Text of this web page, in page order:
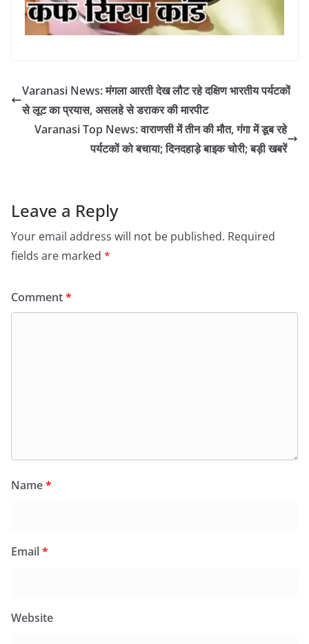
Varanasi News: मंगला आरती देख लौट रहे दक्षिण भारतीय पर्यटकों
से लूट का प्रयास, असलहे से डराकर की मारपीट
Varanasi Top News: वाराणसी में तीन की मौत, गंगा में डूब रहे
पर्यटकों को बचाया; दिनदहाड़े बाइक चोरी; बड़ी खबरें
Leave a Reply
Your email address will not be published. Required
fields are marked *
Comment*
Name*
Email*
Website